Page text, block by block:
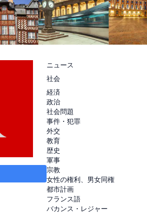
ニュース
社会
経済
政治
社会問題
事件・犯罪
外交
教育
歴史
軍事
宗教
女性の権利、男女同権
都市計画
フランス語
バカンス・レジャー